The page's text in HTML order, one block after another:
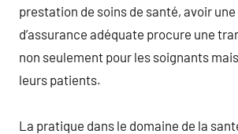
prestation de soins de santé, avoir
d’assurance adéquate procure une
non seulement pour les soignants
leurs patients.
La pratique dans le domaine de la